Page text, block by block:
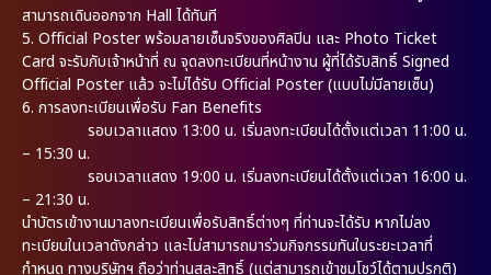
สามารถเดินออกจาก Hall ได้ทันที
5. Official Poster พร้อมลายเซ็นจริงของศิลปิน และ Photo Ticket
Card จะรับกับเจ้าหน้าที่ ณ จุดลงทะเบียนที่หน้างาน ผู้ที่ได้รับสิทธิ์ Signed
Official Poster แล้ว จะไม่ได้รับ Official Poster (แบบไม่มีลายเซ็น)
6. การลงทะเบียนเพื่อรับ Fan Benefits
รอบเวลาแสดง 13:00 น. เริ่มลงทะเบียนได้ตั้งแต่เวลา 11:00 น.
– 15:30 น.
รอบเวลาแสดง 19:00 น. เริ่มลงทะเบียนได้ตั้งแต่เวลา 16:00 น.
– 21:30 น.
นำบัตรเข้างานมาลงทะเบียนเพื่อรับสิทธิ์ต่างๆ ที่ท่านจะได้รับ หากไม่ลง
ทะเบียนในเวลาดังกล่าว และไม่สามารถมาร่วมกิจกรรมทันในระยะเวลาที่
กำหนด ทางบริษัทฯ ถือว่าท่านสละสิทธิ์ (แต่สามารถเข้าชมโชว์ได้ตามปรกติ)